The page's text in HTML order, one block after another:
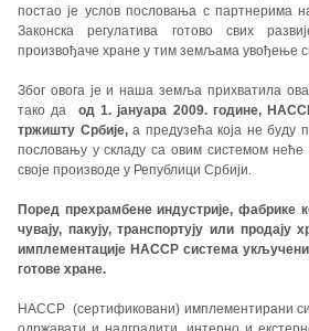
постао је услов пословања с партнерима
Законска регулатива готово свих
произвођаче хране у тим земљама увођење
Због овога је и наша земља прихватила
тако да од 1. јануара 2009. године,
тржишту Србије,а предузећа која не буду
пословању у складу са овим системом
своје производе у Републици Србији.
Поред прехрамбене индустрије, фабрике
чувају, пакују, транспортују или продају
имплементације HACCP система
готове хране.
HACCP (сертификовани) имплементирани